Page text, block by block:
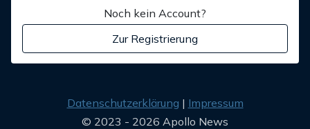
Noch kein Account?
Zur Registrierung
Datenschutzerklärung
Impressum
© 2023 - 2026 Apollo News